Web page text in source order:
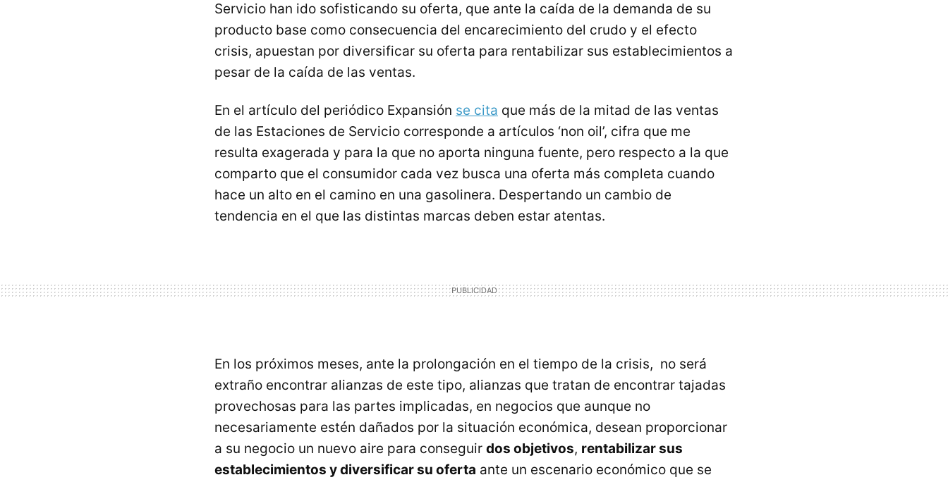
Servicio han ido sofisticando su oferta, que ante la caída de la demanda de su
producto base como consecuencia del encarecimiento del crudo y el efecto
crisis, apuestan por diversificar su oferta para rentabilizar sus establecimientos a
pesar de la caída de las ventas.
En el artículo del periódico Expansión se cita que más de la mitad de las ventas
de las Estaciones de Servicio corresponde a artículos ‘non oil’, cifra que me
resulta exagerada y para la que no aporta ninguna fuente, pero respecto a la que
comparto que el consumidor cada vez busca una oferta más completa cuando
hace un alto en el camino en una gasolinera. Despertando un cambio de
tendencia en el que las distintas marcas deben estar atentas.
En los próximos meses, ante la prolongación en el tiempo de la crisis, no será
extraño encontrar alianzas de este tipo, alianzas que tratan de encontrar tajadas
provechosas para las partes implicadas, en negocios que aunque no
necesariamente estén dañados por la situación económica, desean proporcionar
a su negocio un nuevo aire para conseguir dos objetivos, rentabilizar sus
establecimientos y diversificar su oferta ante un escenario económico que se